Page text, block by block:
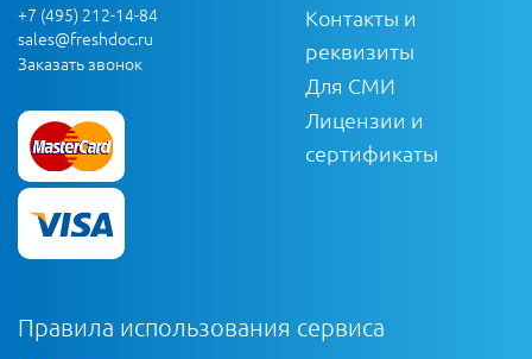
+7 (495) 212-14-84
sales@freshdoc.ru
Заказать звонок
Контакты и
реквизиты
Для СМИ
Лицензии и
сертификаты
Правила использования сервиса